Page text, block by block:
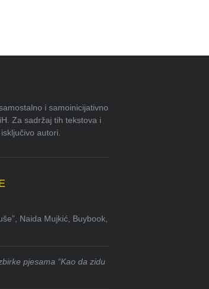
i samoinicijativno
Za sadržaj tih tekstova i
autori.
Naida Mujkić, Buybook,
pjesama “Kao da zidu